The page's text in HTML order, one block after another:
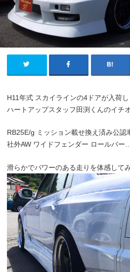
H11年式 スカイラインの4ドアが入荷し
ハートアップスタッフ田渕くんのイチ
RB25E/g ミッション載せ換え済み公認
社外AW ワイドフェンダー ロールバ
滑らかでパワーのある走りを体感して